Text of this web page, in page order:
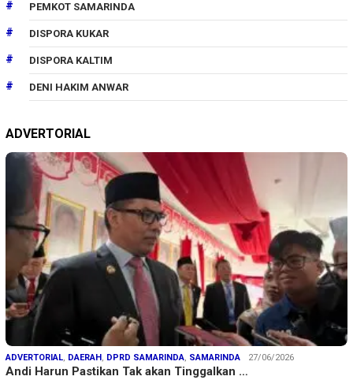
PEMKOT SAMARINDA
DISPORA KUKAR
DISPORA KALTIM
DENI HAKIM ANWAR
ADVERTORIAL
ADVERTORIAL, DAERAH, DPRD SAMARINDA, SAMARINDA 27/06/2026
Andi Harun Pastikan Tak akan Tinggalkan …